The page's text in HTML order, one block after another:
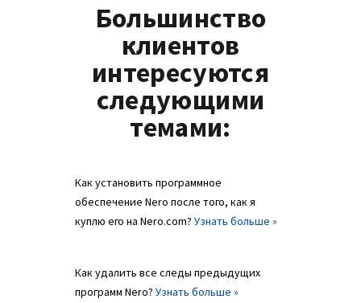
Большинство
клиентов
интересуются
следующими
темами:
Как установить программное
обеспечение Nero после того, как я
куплю его на Nero.com? Узнать больше »
Как удалить все следы предыдущих
программ Nero? Узнать больше »